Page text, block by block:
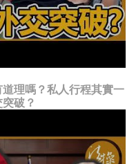
理嗎？私人行程其實一
破？